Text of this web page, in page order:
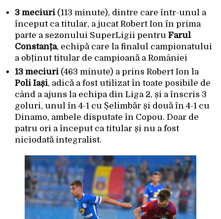
3 meciuri (113 minute), dintre care într-unul a
început ca titular, a jucat Robert Ion în prima
parte a sezonului SuperLigii pentru Farul
Constanța, echipă care la finalul campionatului
a obținut titular de campioană a României
13 meciuri (463 minute) a prins Robert Ion la
Poli Iași, adică a fost utilizat în toate posibile de
când a ajuns la echipa din Liga 2, și a înscris 3
goluri, unul în 4-1 cu Șelimbăr și două în 4-1 cu
Dinamo, ambele disputate în Copou. Doar de
patru ori a început ca titular și nu a fost
niciodată integralist.